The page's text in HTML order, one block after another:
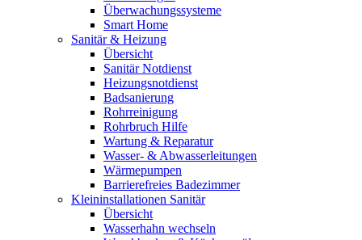
Überwachungssysteme
Smart Home
Sanitär & Heizung
Übersicht
Sanitär Notdienst
Heizungsnotdienst
Badsanierung
Rohrreinigung
Rohrbruch Hilfe
Wartung & Reparatur
Wasser- & Abwasserleitungen
Wärmepumpen
Barrierefreies Badezimmer
Kleininstallationen Sanitär
Übersicht
Wasserhahn wechseln